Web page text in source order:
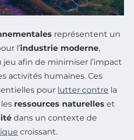
représentent un
l’industrie moderne,
afin de minimiser l’impact
activités humaines. Ces
pour lutter contre la
ressources naturelles et
dans un contexte de
croissant.